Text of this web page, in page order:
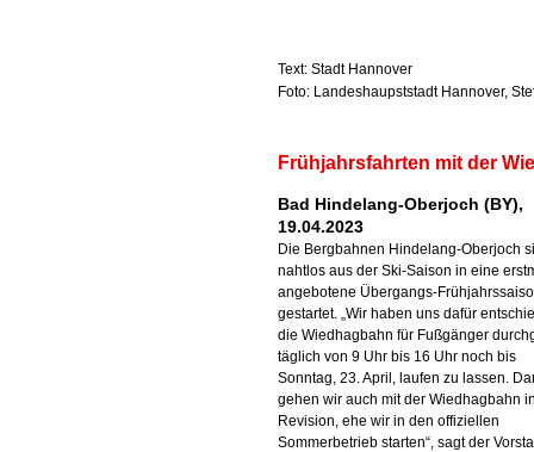
Text: Stadt Hannover
Foto: Landeshaupststadt Hannover,
Frühjahrsfahrten mit der
Bad Hindelang-Oberjoch (BY),
19.04.2023
Die Bergbahnen Hindelang-Oberjoch
nahtlos aus der Ski-Saison in eine
angebotene Übergangs-
gestartet. „Wir haben uns dafür
die Wiedhagbahn für Fußgänger
täglich von 9 Uhr bis 16 Uhr noch bis
Sonntag, 23. April, laufen zu lassen.
gehen wir auch mit der Wiedhagbahn
Revision, ehe wir in den offiziellen
Sommerbetrieb starten“, sagt der